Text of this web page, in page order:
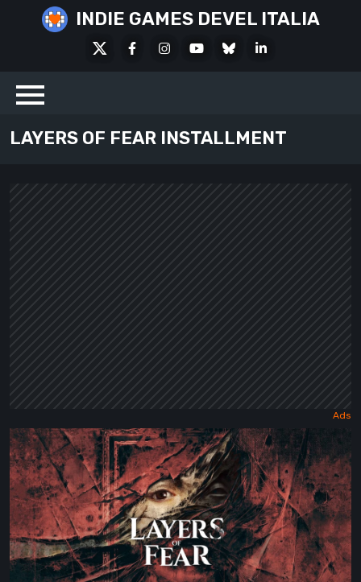
INDIE GAMES DEVEL ITALIA
FacebookInstagramYoutubeBlueskyLinkedIn
LAYERS OF FEAR INSTALLMENT
L’arte
di
terrorizzare:
La
recensione
di
Layers